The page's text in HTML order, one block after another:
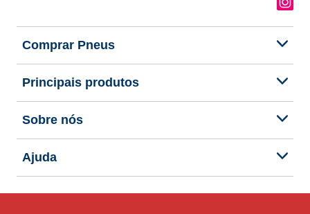
Comprar Pneus
Principais produtos
Sobre nós
Ajuda